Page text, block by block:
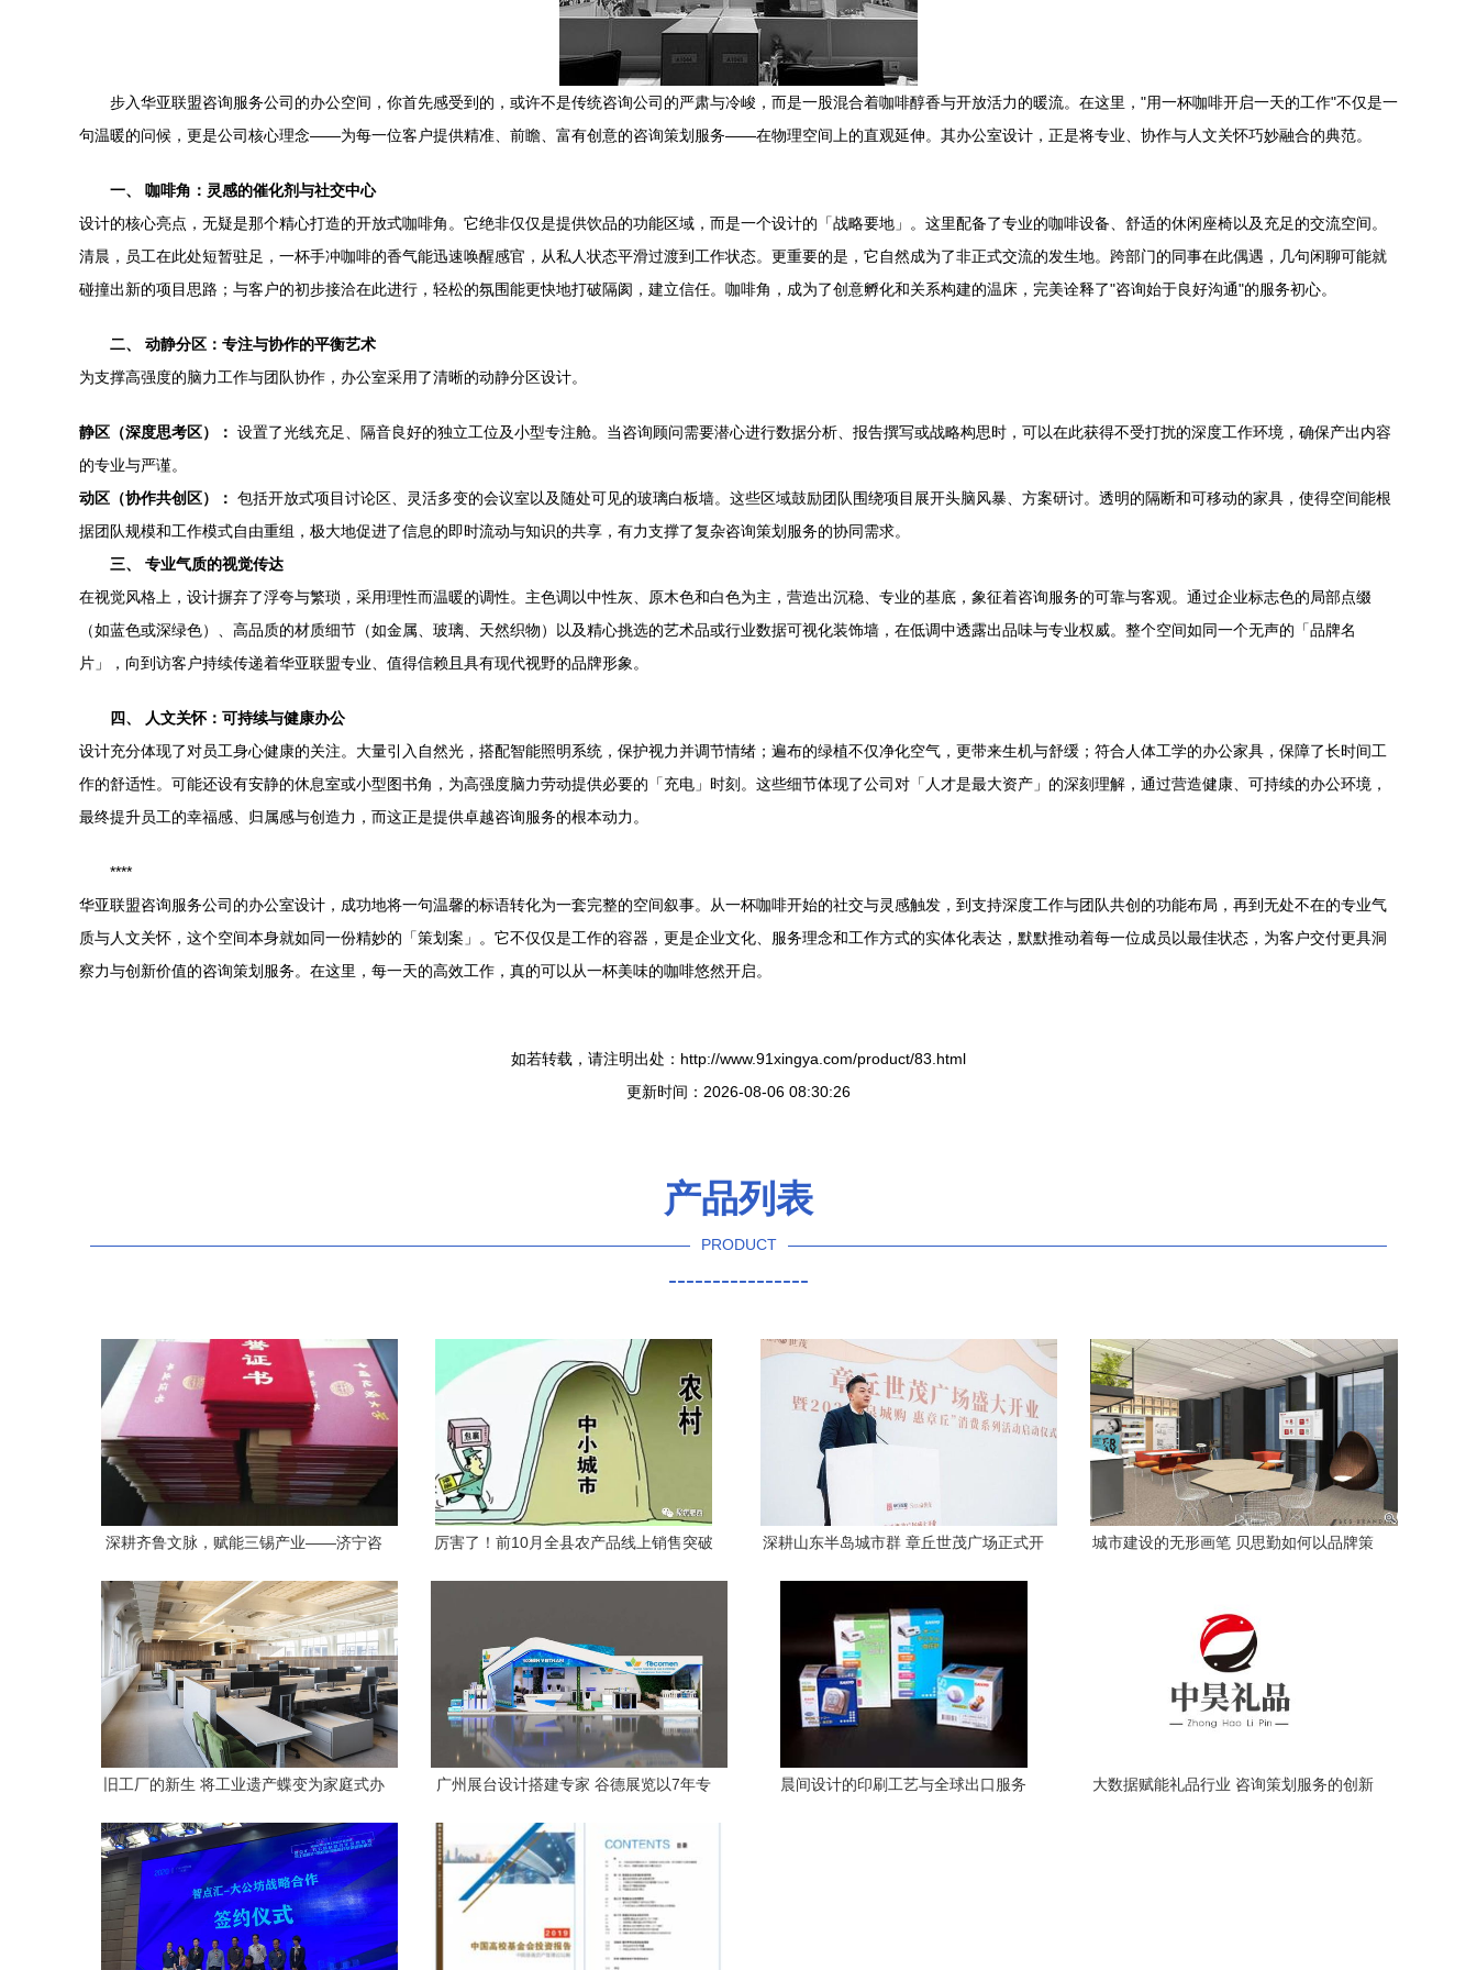
步入华亚联盟咨询服务公司的办公空间，你首先感受到的，或许不是传统咨询公司的严肃与冷峻，而是一股混合着咖啡醇香与开放活力的暖流。在这里，"用一杯咖啡开启一天的工作"不仅是一
句温暖的问候，更是公司核心理念——为每一位客户提供精准、前瞻、富有创意的咨询策划服务——在物理空间上的直观延伸。其办公室设计，正是将专业、协作与人文关怀巧妙融合的典范。
一、 咖啡角：灵感的催化剂与社交中心
设计的核心亮点，无疑是那个精心打造的开放式咖啡角。它绝非仅仅是提供饮品的功能区域，而是一个设计的「战略要地」。这里配备了专业的咖啡设备、舒适的休闲座椅以及充足的交流空间。
清晨，员工在此处短暂驻足，一杯手冲咖啡的香气能迅速唤醒感官，从私人状态平滑过渡到工作状态。更重要的是，它自然成为了非正式交流的发生地。跨部门的同事在此偶遇，几句闲聊可能就
碰撞出新的项目思路；与客户的初步接洽在此进行，轻松的氛围能更快地打破隔阂，建立信任。咖啡角，成为了创意孵化和关系构建的温床，完美诠释了"咨询始于良好沟通"的服务初心。
二、 动静分区：专注与协作的平衡艺术
为支撑高强度的脑力工作与团队协作，办公室采用了清晰的动静分区设计。
静区（深度思考区）： 设置了光线充足、隔音良好的独立工位及小型专注舱。当咨询顾问需要潜心进行数据分析、报告撰写或战略构思时，可以在此获得不受打扰的深度工作环境，确保产出内容
的专业与严谨。
动区（协作共创区）： 包括开放式项目讨论区、灵活多变的会议室以及随处可见的玻璃白板墙。这些区域鼓励团队围绕项目展开头脑风暴、方案研讨。透明的隔断和可移动的家具，使得空间能根
据团队规模和工作模式自由重组，极大地促进了信息的即时流动与知识的共享，有力支撑了复杂咨询策划服务的协同需求。
三、 专业气质的视觉传达
在视觉风格上，设计摒弃了浮夸与繁琐，采用理性而温暖的调性。主色调以中性灰、原木色和白色为主，营造出沉稳、专业的基底，象征着咨询服务的可靠与客观。通过企业标志色的局部点缀
（如蓝色或深绿色）、高品质的材质细节（如金属、玻璃、天然织物）以及精心挑选的艺术品或行业数据可视化装饰墙，在低调中透露出品味与专业权威。整个空间如同一个无声的「品牌名
片」，向到访客户持续传递着华亚联盟专业、值得信赖且具有现代视野的品牌形象。
四、 人文关怀：可持续与健康办公
设计充分体现了对员工身心健康的关注。大量引入自然光，搭配智能照明系统，保护视力并调节情绪；遍布的绿植不仅净化空气，更带来生机与舒缓；符合人体工学的办公家具，保障了长时间工
作的舒适性。可能还设有安静的休息室或小型图书角，为高强度脑力劳动提供必要的「充电」时刻。这些细节体现了公司对「人才是最大资产」的深刻理解，通过营造健康、可持续的办公环境，
最终提升员工的幸福感、归属感与创造力，而这正是提供卓越咨询服务的根本动力。
****
华亚联盟咨询服务公司的办公室设计，成功地将一句温馨的标语转化为一套完整的空间叙事。从一杯咖啡开始的社交与灵感触发，到支持深度工作与团队共创的功能布局，再到无处不在的专业气
质与人文关怀，这个空间本身就如同一份精妙的「策划案」。它不仅仅是工作的容器，更是企业文化、服务理念和工作方式的实体化表达，默默推动着每一位成员以最佳状态，为客户交付更具洞
察力与创新价值的咨询策划服务。在这里，每一天的高效工作，真的可以从一杯美味的咖啡悠然开启。
如若转载，请注明出处：http://www.91xingya.com/product/83.html
更新时间：2026-08-06 08:30:26
产品列表
PRODUCT
----------------
深耕齐鲁文脉，赋能三锡产业——济宁咨
厉害了！前10月全县农产品线上销售突破
深耕山东半岛城市群 章丘世茂广场正式开
城市建设的无形画笔 贝思勤如何以品牌策
旧工厂的新生 将工业遗产蝶变为家庭式办
广州展台设计搭建专家 谷德展览以7年专
晨间设计的印刷工艺与全球出口服务
大数据赋能礼品行业 咨询策划服务的创新